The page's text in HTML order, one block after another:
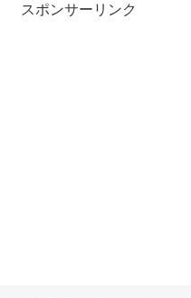
スポンサーリンク